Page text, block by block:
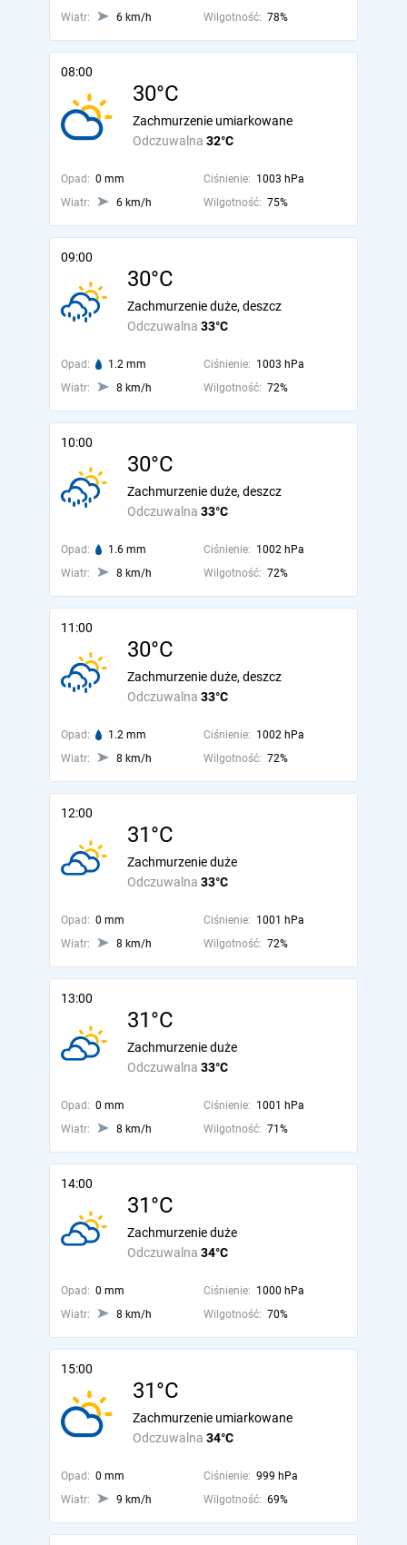
Wiatr: 6 km/h Wilgotność: 78%
08:00
30°C
Odczuwalna 32°C
Zachmurzenie umiarkowane
Opad: 0 mm Ciśnienie: 1003 hPa
Wiatr:
6 km/h Wilgotność: 75%
09:00
30°C
Odczuwalna 33°C
Zachmurzenie duże, deszcz
Opad: 1.2 mm Ciśnienie: 1003 hPa
Wiatr:
8 km/h Wilgotność: 72%
10:00
30°C
Odczuwalna 33°C
Zachmurzenie duże, deszcz
Opad: 1.6 mm Ciśnienie: 1002 hPa
Wiatr:
8 km/h Wilgotność: 72%
11:00
30°C
Odczuwalna 33°C
Zachmurzenie duże, deszcz
Opad: 1.2 mm Ciśnienie: 1002 hPa
Wiatr:
8 km/h Wilgotność: 72%
12:00
31°C
Odczuwalna 33°C
Zachmurzenie duże
Opad: 0 mm Ciśnienie: 1001 hPa
Wiatr:
8 km/h Wilgotność: 72%
13:00
31°C
Odczuwalna 33°C
Zachmurzenie duże
Opad: 0 mm Ciśnienie: 1001 hPa
Wiatr:
8 km/h Wilgotność: 71%
14:00
31°C
Odczuwalna 34°C
Zachmurzenie duże
Opad: 0 mm Ciśnienie: 1000 hPa
Wiatr:
8 km/h Wilgotność: 70%
15:00
31°C
Odczuwalna 34°C
Zachmurzenie umiarkowane
Opad: 0 mm Ciśnienie: 999 hPa
Wiatr:
9 km/h Wilgotność: 69%